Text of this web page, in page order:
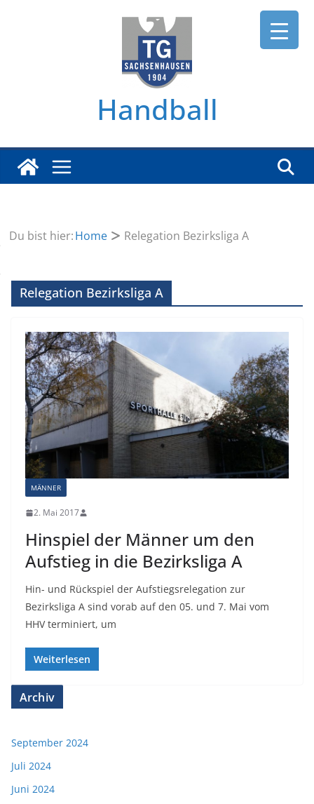
Handball
Du bist hier:Home Relegation Bezirksliga A
Relegation Bezirksliga A
MÄNNER
2. Mai 2017
Hinspiel der Männer um den
Aufstieg in die Bezirksliga A
Hin- und Rückspiel der Aufstiegsrelegation zur
Bezirksliga A sind vorab auf den 05. und 7. Mai vom
HHV terminiert, um
Weiterlesen
Archiv
September 2024
Juli 2024
Juni 2024